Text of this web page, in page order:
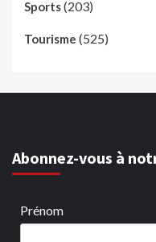
Sports(203)
Tourisme (525)
Abonnez-vous à
Prénom